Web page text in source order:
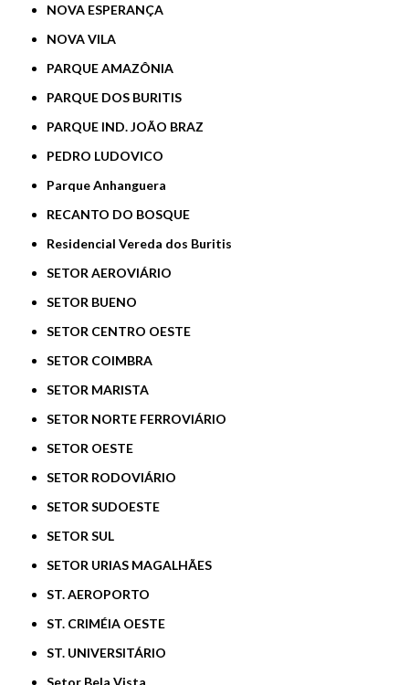
NOVA ESPERANÇA
NOVA VILA
PARQUE AMAZÔNIA
PARQUE DOS BURITIS
PARQUE IND. JOÃO BRAZ
PEDRO LUDOVICO
Parque Anhanguera
RECANTO DO BOSQUE
Residencial Vereda dos Buritis
SETOR AEROVIÁRIO
SETOR BUENO
SETOR CENTRO OESTE
SETOR COIMBRA
SETOR MARISTA
SETOR NORTE FERROVIÁRIO
SETOR OESTE
SETOR RODOVIÁRIO
SETOR SUDOESTE
SETOR SUL
SETOR URIAS MAGALHÃES
ST. AEROPORTO
ST. CRIMÉIA OESTE
ST. UNIVERSITÁRIO